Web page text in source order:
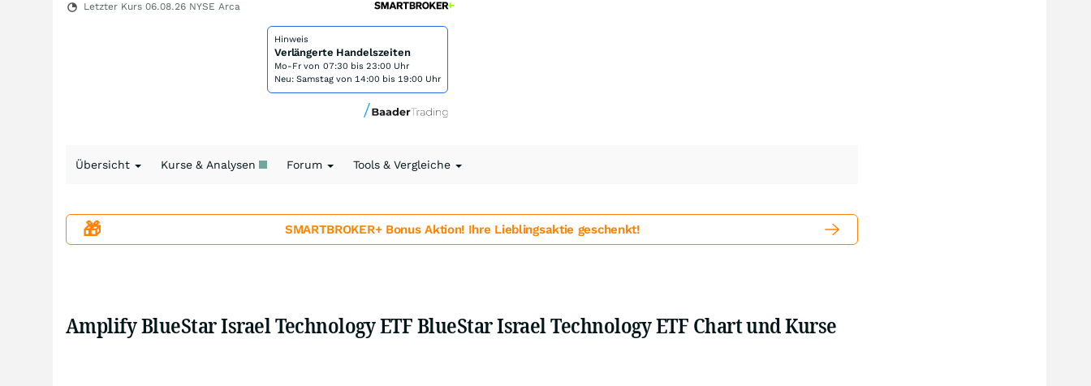
Letzter Kurs 06.08.26 NYSE Arca
Hinweis
Verlängerte Handelszeiten
Mo-Fr von 07:30 bis 23:00 Uhr
Neu: Samstag von 14:00 bis 19:00 Uhr
Übersicht Kurse & Analysen Forum Tools & Vergleiche
🎁 SMARTBROKER+ Bonus Aktion! Ihre Lieblingsaktie geschenkt!
Amplify BlueStar Israel Technology ETF BlueStar Israel Technology ETF Chart und Kurse